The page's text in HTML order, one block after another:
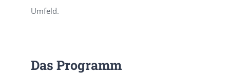
Umfeld.
Das Programm